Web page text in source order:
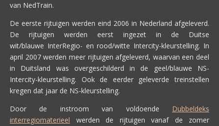
van NedTrain.
De eerste rijtuigen werden eind 2006 in Nederland afgeleverd.
De rijtuigen werden eerst ingezet in de Duitse
wit/blauwe InterRegio- en rood/witte Intercity-kleurstelling. In
april 2007 werden meer rijtuigen afgeleverd, waarvan een deel
in Duitsland was overgeschilderd in de geel/blauwe NS-
Intercity-kleurstelling. Ook de eerder geleverde treinstellen
kregen dat jaar de NS-kleurstelling.
Door de instroom van voldoende Dubbeldeks
interregiomaterieel werden de rijtuigen vanaf de zomer